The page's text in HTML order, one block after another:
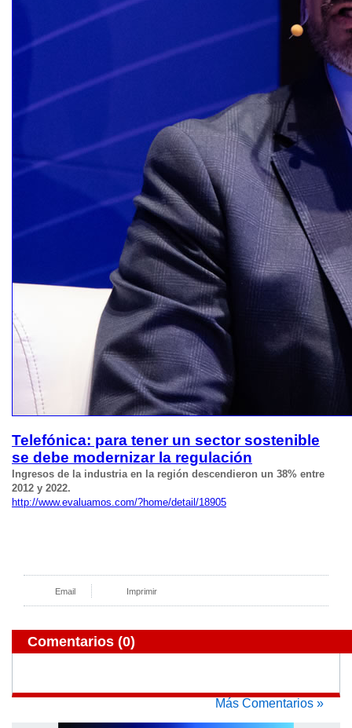
Telefónica: para tener un sector sostenible
se debe modernizar la regulación
Ingresos de la industria en la región descendieron un 38% entre
2012 y 2022.
http://www.evaluamos.com/?home/detail/18905
Email Imprimir
Comentarios (0)
Más Comentarios »